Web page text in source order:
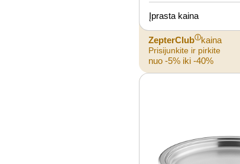
Įprasta kaina
ZepterClubⓘkaina
Prisijunkite ir pirkite
nuo -5% iki -40%